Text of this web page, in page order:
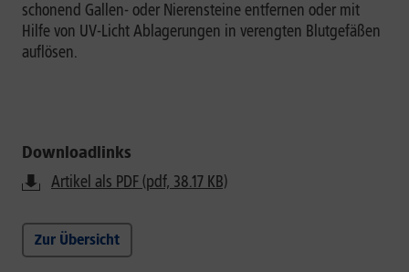
schonend Gallen- oder Nierensteine entfernen oder mit
Hilfe von UV-Licht Ablagerungen in verengten Blutgefäßen
auflösen.
Downloadlinks
Artikel als PDF (pdf, 38.17 KB)
Zur Übersicht